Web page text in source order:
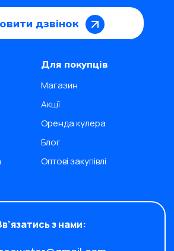
дзвінок
Для покупців
Магазин
Акції
Оренда кулера
Блог
Оптові закупівлі
з нами: